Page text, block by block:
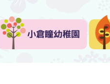
小倉瞳幼稚園